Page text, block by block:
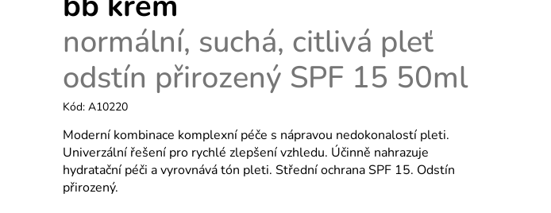
normální, suchá, citlivá pleť
odstín přirozený SPF 15 50ml
Kód: A10220
Moderní kombinace komplexní péče s nápravou nedokonalostí pleti.
Univerzální řešení pro rychlé zlepšení vzhledu. Účinně nahrazuje
hydratační péči a vyrovnává tón pleti. Střední ochrana SPF 15. Odstín
přirozený.